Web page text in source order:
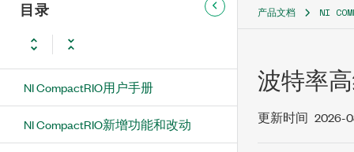
目录
NI CompactRIO用户手册
NI CompactRIO新增功能和改动
产品文档 NI
波特率
更新时间 2026-